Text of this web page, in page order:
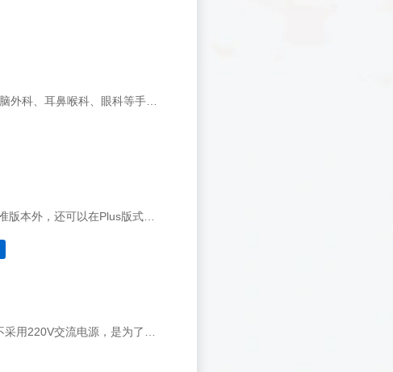
FLZJ-4D手术显微镜为我公司新近开发的轻便型多功能手术显微镜，适用于脑外科、耳鼻喉科、眼科等手术。光路采用平行光路，具有景深大、视野开阔、照度均匀之特点。可配单目示教镜、数码照相接口和CCD接口。该仪器也是动物试验以及显微教学理想的仪器。&nbsp;
公司推出的Image系列的升级版本，支持多种国际语言，适合于教学。除标准版本外，还可以在Plus版式里面设置风格各异的界面；除包含基本的捕捉和测量功能外，还包括准确的自动计数及统计导出功能，独有的SFC文件格式，方便快捷的DIS，省力的区域处理能力与强大的打印报告